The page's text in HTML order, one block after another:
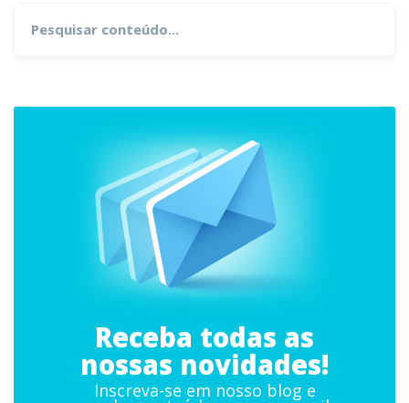
Receba todas as
nossas novidades!
Inscreva-se em nosso blog e